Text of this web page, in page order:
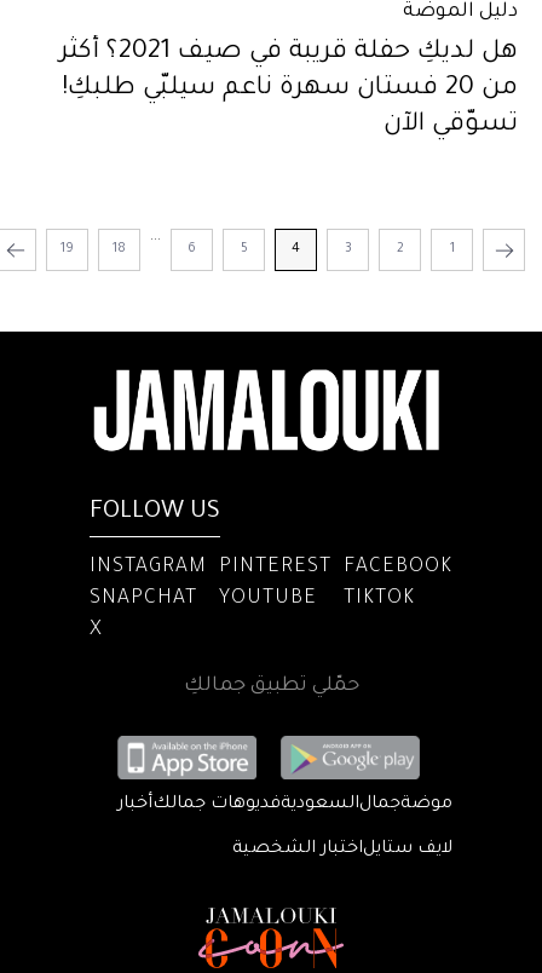
دليل الموضة
هل لديكِ حفلة قريبة في صيف 2021؟ أكثر
من 20 فستان سهرة ناعم سيلبّي طلبكِ!
تسوّقي الآن
1
2
3
4
5
6
...
18
19
FOLLOW US
INSTAGRAM PINTEREST
FACEBOOK
SNAPCHAT
YOUTUBE
TIKTOK
X
حمّلي تطبيق جمالكِ
موضةجمالالسعوديةفديوهات جمالكأخبار
لايف ستايلاختبار الشخصية